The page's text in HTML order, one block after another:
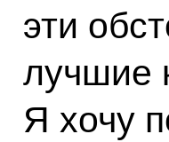
эти
лучшие
Я хочу